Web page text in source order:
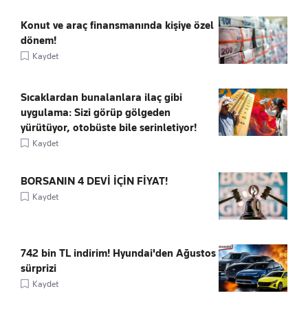
Konut ve araç finansmanında kişiye özel
dönem!
Kaydet
Sıcaklardan bunalanlara ilaç gibi
uygulama: Sizi görüp gölgeden
yürütüyor, otobüste bile serinletiyor!
Kaydet
BORSANIN 4 DEVİ İÇİN FİYAT!
Kaydet
742 bin TL indirim! Hyundai'den Ağustos
sürprizi
Kaydet